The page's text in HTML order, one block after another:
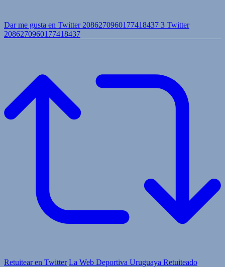
Dar me gusta en Twitter 2086270960177418437 3 Twitter
2086270960177418437
Retuitear en Twitter La Web Deportiva Uruguaya Retuiteado